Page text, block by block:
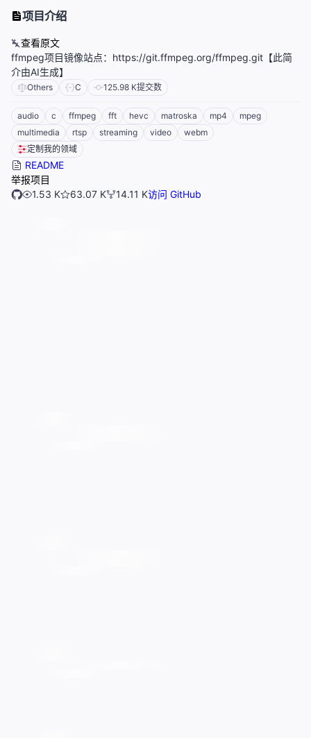
项目介绍
查看原文
ffmpeg项目镜像站点：https://git.ffmpeg.org/ffmpeg.git【此简
介由AI生成】
Others C 125.98 K提交数
audio c ffmpeg fft hevc matroska mp4
mpeg
multimedia
rtsp streaming video
webm
定制我的领域
README
举报项目
1.53 K
63.07 K 14.11 K访问 GitHub